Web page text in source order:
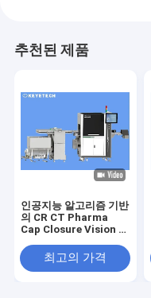
추천된 제품
인공지능 알고리즘 기반
의 CR CT Pharma
Cap Closure Vision 검
최고의 가격